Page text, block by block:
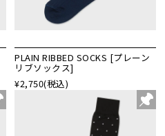
PLAIN RIBBED SOCKS [プレーン
リブソックス]
¥2,750(税込)